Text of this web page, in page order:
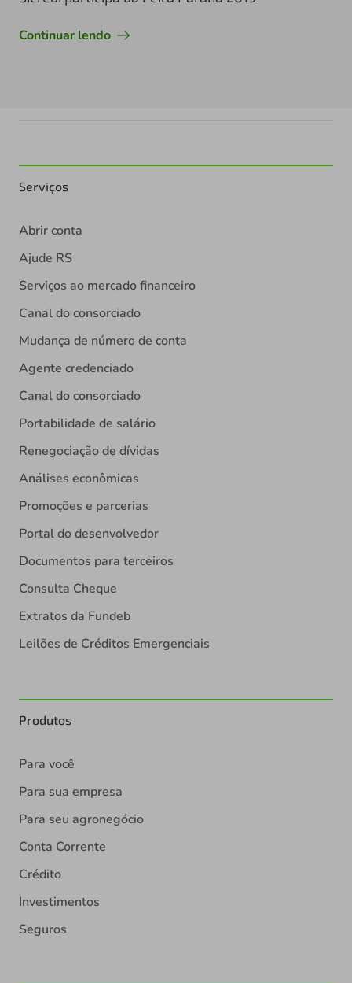
Continuar lendo
Serviços
Abrir conta
Ajude RS
Serviços ao mercado financeiro
Canal do consorciado
Mudança de número de conta
Agente credenciado
Canal do consorciado
Portabilidade de salário
Renegociação de dívidas
Análises econômicas
Promoções e parcerias
Portal do desenvolvedor
Documentos para terceiros
Consulta Cheque
Extratos da Fundeb
Leilões de Créditos Emergenciais
Produtos
Para você
Para sua empresa
Para seu agronegócio
Conta Corrente
Crédito
Investimentos
Seguros